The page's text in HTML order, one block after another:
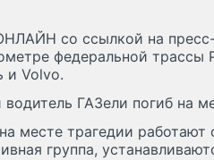
со ссылкой на
федеральной трассы
и Volvo.
водитель ГАЗели погиб на
месте трагедии работают
группа,